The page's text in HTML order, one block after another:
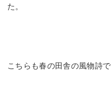
た。
こちらも春の田舎の風物詩で